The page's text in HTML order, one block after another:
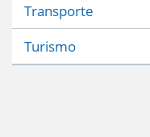
Transporte
Turismo